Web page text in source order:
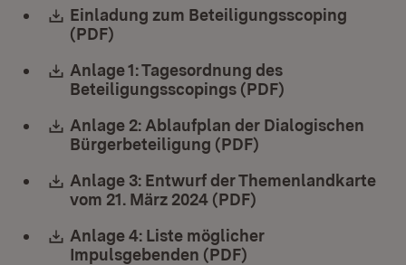
Download:
Einladung zum Beteiligungsscoping
(PDF)
Download:
Anlage 1: Tagesordnung des
Beteiligungsscopings (PDF)
Download:
Anlage 2: Ablaufplan der Dialogischen
Bürgerbeteiligung (PDF)
Download:
Anlage 3: Entwurf der Themenlandkarte
vom 21. März 2024 (PDF)
Download:
Anlage 4: Liste möglicher
Impulsgebenden (PDF)